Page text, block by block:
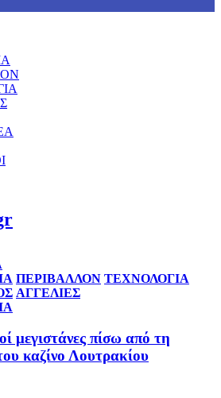
ΠΕΡΙΒΑΛΛΟΝ ΤΕΧΝΟΛΟΓΙΑ
ΑΓΓΕΛΙΕΣ
μεγιστάνες πίσω από τη
καζίνο Λουτρακίου